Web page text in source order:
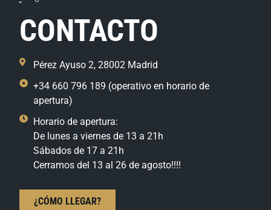
CONTACTO
Pérez Ayuso 2, 28002 Madrid
+34 660 796 189 (operativo en horario de
apertura)
Horario de apertura:
De lunes a viernes de 13 a 21h
Sábados de 17 a 21h
Cerramos del 13 al 26 de agosto!!!!
¿CÓMO LLEGAR?